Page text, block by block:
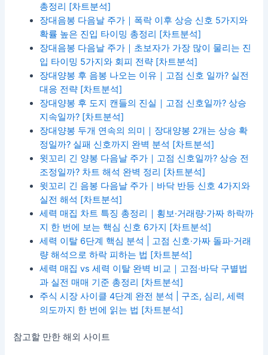
총정리 [차트분석]
장대음봉 다음날 주가｜폭락 이후 상승 신호 5가지와
확률 높은 진입 타이밍 총정리 [차트분석]
장대음봉 다음날 주가｜초보자가 가장 많이 물리는 진
입 타이밍 5가지와 회피 전략 [차트분석]
장대양봉 후 음봉 나오는 이유｜고점 신호 일까? 실전
대응 전략 [차트분석]
장대양봉 후 도지 캔들의 진실｜고점 신호일까? 상승
지속일까? [차트분석]
장대양봉 두개 연속의 의미｜장대양봉 2개는 상승 확
정일까? 실패 신호까지 완벽 분석 [차트분석]
윗꼬리 긴 양봉 다음날 주가｜고점 신호일까? 상승 전
조정일까? 차트 해석 완벽 정리 [차트분석]
윗꼬리 긴 음봉 다음날 주가｜바닥 반등 신호 4가지와
실전 해석 [차트분석]
세력 매집 차트 특징 총정리｜횡보·거래량·가짜 하락까
지 한 번에 보는 핵심 신호 6가지 [차트분석]
세력 이탈 6단계 핵심 분석 | 고점 신호·가짜 돌파·거래
량 해석으로 하락 피하는 법 [차트분석]
세력 매집 vs 세력 이탈 완벽 비교｜고점·바닥 구별법
과 실전 매매 기준 총정리 [차트분석]
주식 시장 사이클 4단계 완전 분석 | 구조, 심리, 세력
의도까지 한 번에 읽는 법 [차트분석]
참고할 만한 해외 사이트